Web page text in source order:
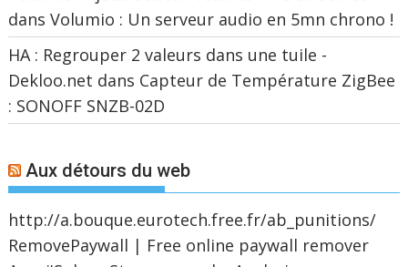
dansVolumio : Un serveur audio en 5mn chrono !
HA : Regrouper 2 valeurs dans une tuile -
Dekloo.net dans Capteur de Température ZigBee
: SONOFF SNZB-02D
Aux détours du web
http://a.bouque.eurotech.free.fr/ab_punitions/
RemovePaywall | Free online paywall remover